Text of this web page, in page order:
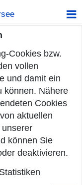
Cookies bzw.
vollen
und damit ein
können. Nähere
Cookies
aktuellen
können Sie
deaktivieren.
Statistiken